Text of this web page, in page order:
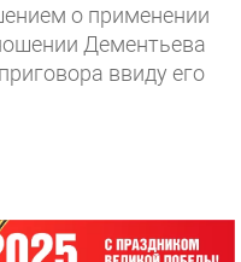
о применении
Дементьева
ввиду его